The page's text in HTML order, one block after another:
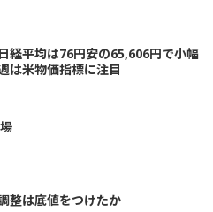
経平均は76円安の65,606円で小幅
米物価指標に注目
整は底値をつけたか